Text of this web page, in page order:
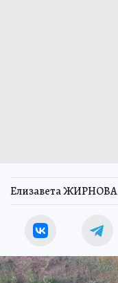
Елизавета ЖИРНОВА